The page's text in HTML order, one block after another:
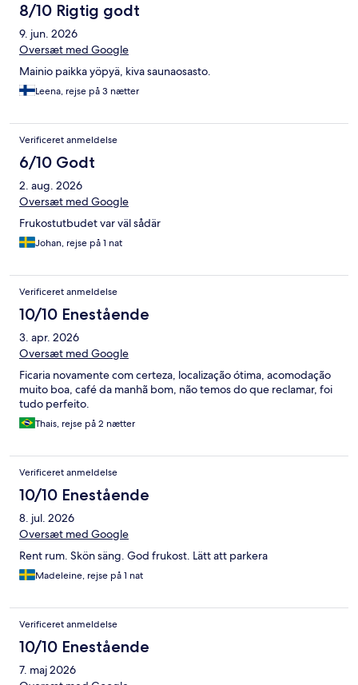
8/10 Rigtig godt
9. jun. 2026
Oversæt med Google
Mainio paikka yöpyä, kiva saunaosasto.
Leena, rejse på 3 nætter
Verificeret anmeldelse
6/10 Godt
2. aug. 2026
Oversæt med Google
Frukostutbudet var väl sådär
Johan, rejse på 1 nat
Verificeret anmeldelse
10/10 Enestående
3. apr. 2026
Oversæt med Google
Ficaria novamente com certeza, localização ótima, acomodação
muito boa, café da manhã bom, não temos do que reclamar, foi
tudo perfeito.
Thais, rejse på 2 nætter
Verificeret anmeldelse
10/10 Enestående
8. jul. 2026
Oversæt med Google
Rent rum. Skön säng. God frukost. Lätt att parkera
Madeleine, rejse på 1 nat
Verificeret anmeldelse
10/10 Enestående
7. maj 2026